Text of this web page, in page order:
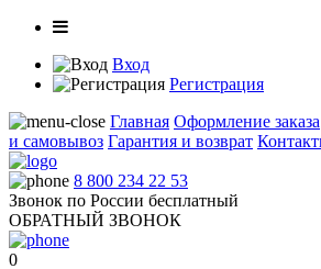
Вход
Регистрация
Главная Оформление заказа
и самовывоз Гарантия и возврат
8 800 234 22 53
Звонок по России бесплатный
ОБРАТНЫЙ ЗВОНОК
0